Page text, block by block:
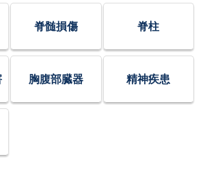
脊髄損傷 脊柱
胸腹部臓器 精神疾患